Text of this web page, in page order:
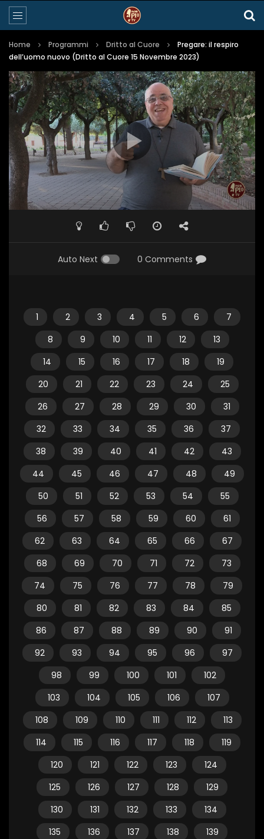
Home Programmi Dritto al Cuore
Pregare: il respiro
dell’uomo nuovo (Dritto al Cuore 15 Novembre 2023)
Auto Next 0 Comments
1 2 3 4 5 6
7
8
9 10 11 12
13
14
15 16 17 18
19
20
21 22 23 24
25
26
27 28 29 30
31
32
33 34 35 36
37
38
39 40 41 42
43
44
45 46 47 48
49
50
51 52 53 54
55
56
57 58 59 60
61
62
63 64 65 66
67
68
69 70 71 72
73
74
75 76 77 78
79
80
81 82 83 84
85
86
87 88 89 90
91
92
93 94 95 96
97
98
99 100 101
102
103
104 105 106
107
108
109 110 111 112
113
114
115 116 117 118
119
120
121 122 123
124
125
126 127 128
129
130
131 132 133
134
135
136 137 138
139